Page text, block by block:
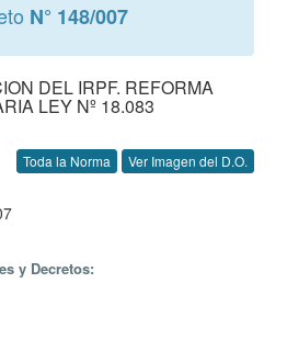
N° 148/007
DEL IRPF. REFORMA
LEY Nº 18.083
Toda la Norma Ver Imagen del D.O.
y Decretos: